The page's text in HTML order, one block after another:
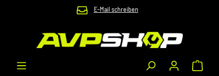
Zum Hauptinhalt springen E-Mail schreiben